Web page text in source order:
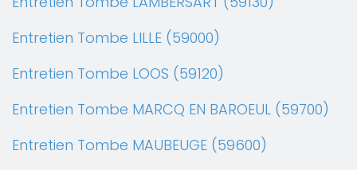
Entretien Tombe LILLE (59000)
Entretien Tombe LOOS (59120)
Entretien Tombe MARCQ EN BAROEUL (59700)
Entretien Tombe MAUBEUGE (59600)